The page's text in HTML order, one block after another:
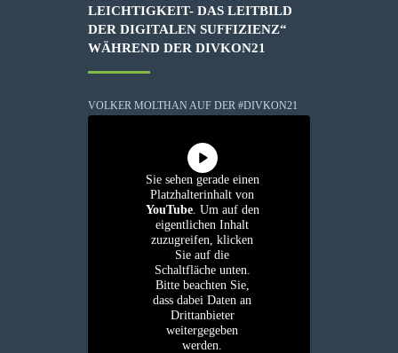
LEICHTIGKEIT- DAS LEITBILD
DER DIGITALEN SUFFIZIENZ“
WÄHREND DER DIVKON21
VOLKER MOLTHAN AUF DER #DIVKON21
Sie sehen gerade einen
Platzhalterinhalt von
YouTube. Um auf den
eigentlichen Inhalt
zuzugreifen, klicken
Sie auf die
Schaltfläche unten.
Bitte beachten Sie,
dass dabei Daten an
Drittanbieter
weitergegeben
werden.